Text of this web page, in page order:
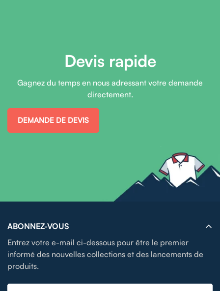
Devis rapide
Gagnez du temps en nous adressant votre demande
directement.
DEMANDE DE DEVIS
ABONNEZ-VOUS
Entrez votre e-mail ci-dessous pour être le premier
informé des nouvelles collections et des lancements de
produits.